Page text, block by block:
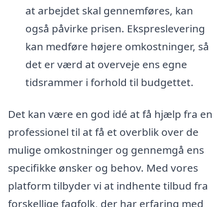
at arbejdet skal gennemføres, kan
også påvirke prisen. Ekspreslevering
kan medføre højere omkostninger, så
det er værd at overveje ens egne
tidsrammer i forhold til budgettet.
Det kan være en god idé at få hjælp fra en
professionel til at få et overblik over de
mulige omkostninger og gennemgå ens
specifikke ønsker og behov. Med vores
platform tilbyder vi at indhente tilbud fra
forskellige fagfolk, der har erfaring med